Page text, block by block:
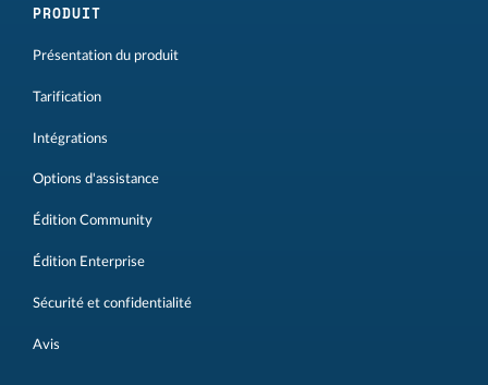
PRODUIT
Présentation du produit
Tarification
Intégrations
Options d'assistance
Édition Community
Édition Enterprise
Sécurité et confidentialité
Avis